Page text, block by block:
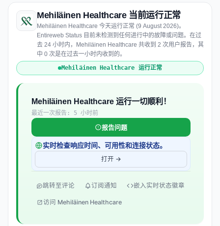
Mehiläinen Healthcare 当前运行正常
Mehiläinen Healthcare 今天运行正常 (9 August 2026)。
Entireweb Status 目前未检测到任何进行中的故障或问题。在过
去 24 小时内，Mehiläinen Healthcare 共收到 2 次用户报告，其
中 0 次是在过去一小时内收到的。
Mehiläinen Healthcare 运行正常
Mehiläinen Healthcare 运行一切顺利！
最近一次报告: 5 小时前
报告问题
实时检查响应时间、可用性和连接状态。
打开 →
跳转至评论 订阅通知 嵌入实时状态徽章
访问 Mehiläinen Healthcare